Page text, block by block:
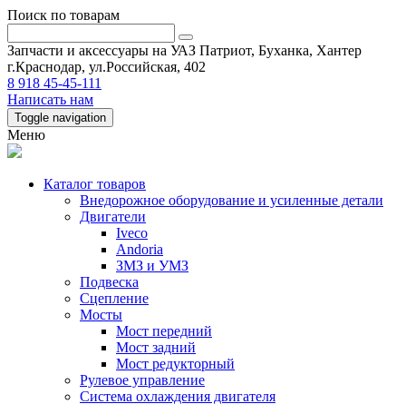
Поиск по товарам
Запчасти и аксессуары на УАЗ Патриот, Буханка, Хантер
г.Краснодар, ул.Российская, 402
8 918 45-45-111
Написать нам
Toggle navigation
Меню
Каталог товаров
Внедорожное оборудование и усиленные детали
Двигатели
Iveco
Andoria
ЗМЗ и УМЗ
Подвеска
Сцепление
Мосты
Мост передний
Мост задний
Мост редукторный
Рулевое управление
Система охлаждения двигателя